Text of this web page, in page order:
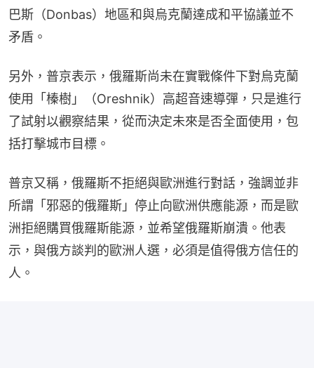
巴斯（Donbas）地區和與烏克蘭達成和平協議並不
矛盾。
另外，普京表示，俄羅斯尚未在實戰條件下對烏克蘭
使用「榛樹」（Oreshnik）高超音速導彈，只是進行
了試射以觀察結果，從而決定未來是否全面使用，包
括打擊城市目標。
普京又稱，俄羅斯不拒絕與歐洲進行對話，強調並非
所謂「邪惡的俄羅斯」停止向歐洲供應能源，而是歐
洲拒絕購買俄羅斯能源，並希望俄羅斯崩潰。他表
示，與俄方談判的歐洲人選，必須是值得俄方信任的
人。